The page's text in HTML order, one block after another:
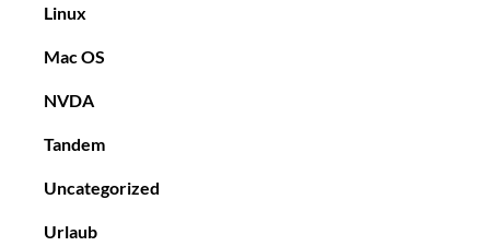
Linux
Mac OS
NVDA
Tandem
Uncategorized
Urlaub